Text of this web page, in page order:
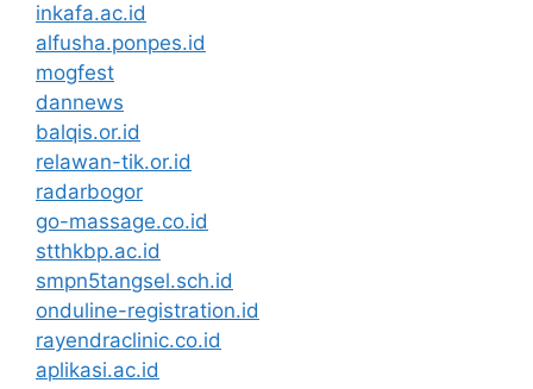
inkafa.ac.id
alfusha.ponpes.id
mogfest
dannews
balqis.or.id
relawan-tik.or.id
radarbogor
go-massage.co.id
stthkbp.ac.id
smpn5tangsel.sch.id
onduline-registration.id
rayendraclinic.co.id
aplikasi.ac.id